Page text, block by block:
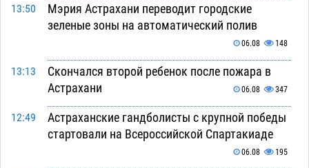
13:50
Мэрия Астрахани переводит городские
зеленые зоны на автоматический полив
06.08 148
13:13
Скончался второй ребенок после пожара в
Астрахани
06.08 347
12:49
Астраханские гандболисты с крупной победы
стартовали на Всероссийской Спартакиаде
06.08 195